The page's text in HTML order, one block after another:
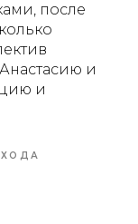
после
и
и